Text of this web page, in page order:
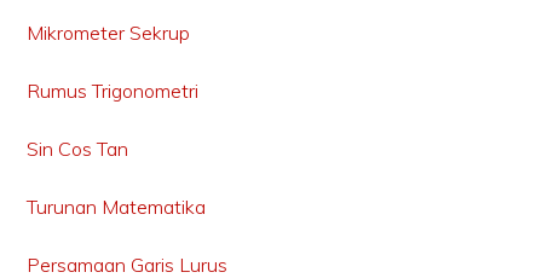
Mikrometer Sekrup
Rumus Trigonometri
Sin Cos Tan
Turunan Matematika
Persamaan Garis Lurus